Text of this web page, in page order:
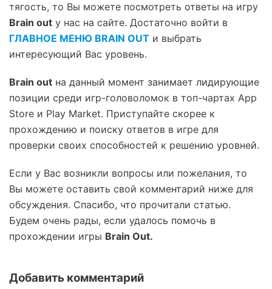
тягость, то Вы можете посмотреть ответы на игру
Brain out у нас на сайте. Достаточно войти в
ГЛАВНОЕ МЕНЮ BRAIN OUT и выбрать
интересующий Вас уровень.
Brain out на данный момент занимает лидирующие
позиции среди игр-головоломок в топ-чартах App
Store и Play Market. Приступайте скорее к
прохождению и поиску ответов в игре для
проверки своих способностей к решению уровней.
Если у Вас возникли вопросы или пожелания, то
Вы можете оставить свой комментарий ниже для
обсуждения. Спасибо, что прочитали статью.
Будем очень рады, если удалось помочь в
прохождении игры Brain Out.
Добавить комментарий